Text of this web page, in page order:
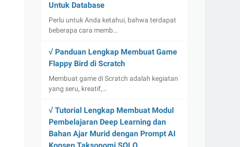
Untuk Database
Perlu untuk Anda ketahui, bahwa terdapat
beberapa cara memb…
√ Panduan Lengkap Membuat Game
Flappy Bird di Scratch
Membuat game di Scratch adalah kegiatan
yang seru, kreatif,…
√ Tutorial Lengkap Membuat Modul
Pembelajaran Deep Learning dan
Bahan Ajar Murid dengan Prompt AI